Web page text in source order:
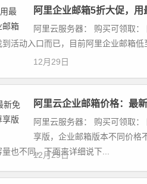
阿里企业邮箱5折大促，
阿里云服务器： 购买可领取
活动入口而已，目前阿里企业邮箱
12月29日
阿里云企业邮箱价格：最
阿里云服务器： 购买可领取
享版，企业邮箱版本不同价格
也不同，下面来详细说下...
12月29日